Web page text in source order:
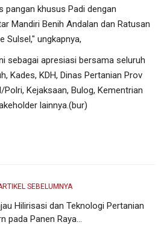
pangan khusus Padi dengan
Mandiri Benih Andalan dan Ratusan
Sulsel," ungkapnya,
sebagai apresiasi bersama seluruh
Kades, KDH, Dinas Pertanian Prov
Kejaksaan, Bulog, Kementrian
lainnya.(bur)
SEBELUMNYA
Hilirisasi dan Teknologi Pertanian
pada Panen Raya...